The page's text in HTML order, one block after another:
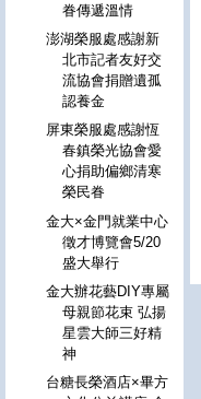
眷傳遞溫情
澎湖榮服處感謝新
北市記者友好交
流協會捐贈遺孤
認養金
屏東榮服處感謝恆
春鎮榮光協會愛
心捐助偏鄉清寒
榮民眷
金大×金門就業中心
徵才博覽會5/20
盛大舉行
金大辦花藝DIY專屬
母親節花束 弘揚
星雲大師三好精
神
台糖長榮酒店×畢方